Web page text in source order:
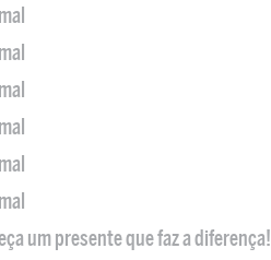
um presente que faz a diferença!